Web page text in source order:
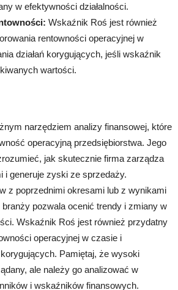
w efektywności działalności.
Wskaźnik Roś jest również
rentowności operacyjnej w
działań korygujących, jeśli wskaźnik
wartości.
narzędziem analizy finansowej, które
operacyjną przedsiębiorstwa. Jego
jak skutecznie firma zarządza
i generuje zyski ze sprzedaży.
z poprzednimi okresami lub z wynikami
pozwala ocenić trendy i zmiany w
Wskaźnik Roś jest również przydatny
operacyjnej w czasie i
korygujących. Pamiętaj, że wysoki
ale należy go analizować w
i wskaźników finansowych.